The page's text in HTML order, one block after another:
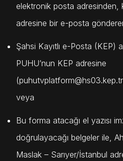
elektronik posta adresinden,
adresine bir e-posta
Şahsi Kayıtlı e-Posta (KEP)
PUHU’nun KEP adresine
(puhutvplatform@hs03.kep.tr
veya
Bu forma atacağı el yazısı
doğrulayacağı belgeler ile,
Maslak – Sarıyer/İstanbul